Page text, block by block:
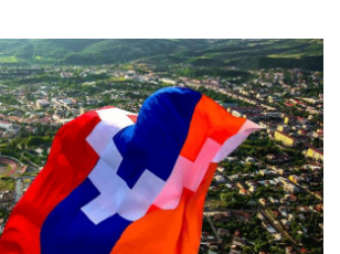
կոնցեսիոն
պաշտոնական դիմում չի